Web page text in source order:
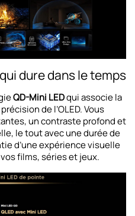
dure dans le temps
QD-Mini LEDqui associe la
de l’OLED. Vous
un contraste profond et
le tout avec une durée de
d’une expérience visuelle
films, séries et jeux.